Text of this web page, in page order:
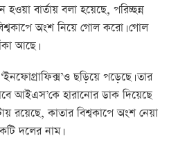
হওয়া বার্তায় বলা হয়েছে, পরিচ্ছন্ন
অংশ নিয়ে গোল করো। গোল
আছে।
ছড়িয়ে পড়েছে। তার
আইএস’কে হারানোর ডাক দিয়েছে
রয়েছে, কাতার বিশ্বকাপে অংশ নেয়া
দলের নাম।